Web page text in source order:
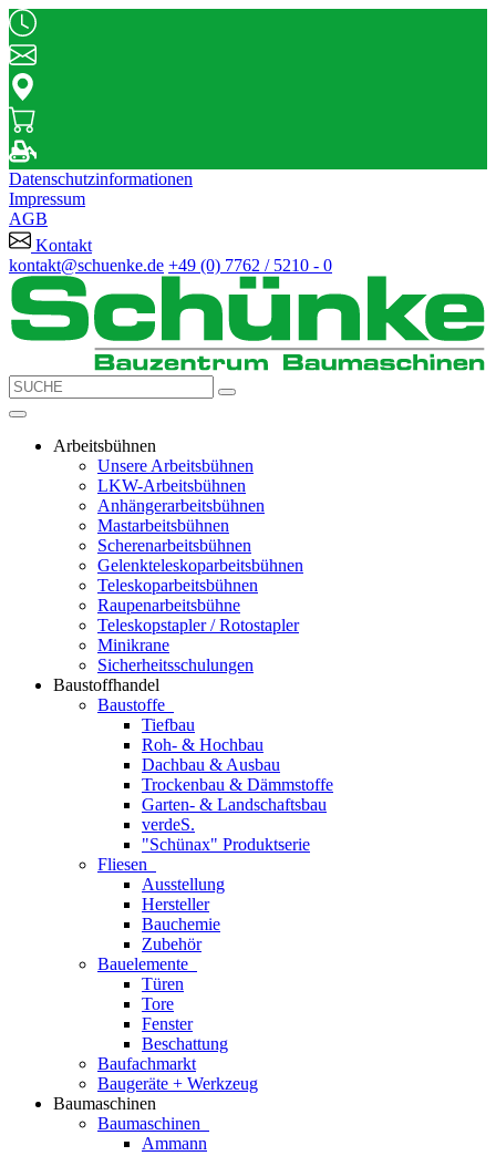
Datenschutzinformationen
Impressum
AGB
Kontakt
kontakt@schuenke.de +49 (0) 7762 / 5210 - 0
Arbeitsbühnen
Unsere Arbeitsbühnen
LKW-Arbeitsbühnen
Anhängerarbeitsbühnen
Mastarbeitsbühnen
Scherenarbeitsbühnen
Gelenkteleskoparbeitsbühnen
Teleskoparbeitsbühnen
Raupenarbeitsbühne
Teleskopstapler / Rotostapler
Minikrane
Sicherheitsschulungen
Baustoffhandel
Baustoffe
Tiefbau
Roh- & Hochbau
Dachbau & Ausbau
Trockenbau & Dämmstoffe
Garten- & Landschaftsbau
verdeS.
"Schünax" Produktserie
Fliesen
Ausstellung
Hersteller
Bauchemie
Zubehör
Bauelemente
Türen
Tore
Fenster
Beschattung
Baufachmarkt
Baugeräte + Werkzeug
Baumaschinen
Baumaschinen
Ammann